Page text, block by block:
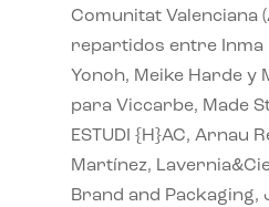
Comunitat Valenciana
repartidos entre Inma
Yonoh, Meike Harde y
para Viccarbe, Made
ESTUDI {H}AC, Arnau
Martínez,
Brand and